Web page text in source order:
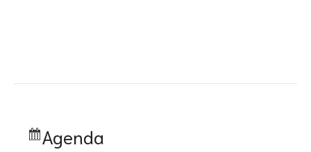
Agenda